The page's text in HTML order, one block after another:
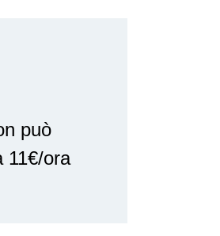
può
11€/ora